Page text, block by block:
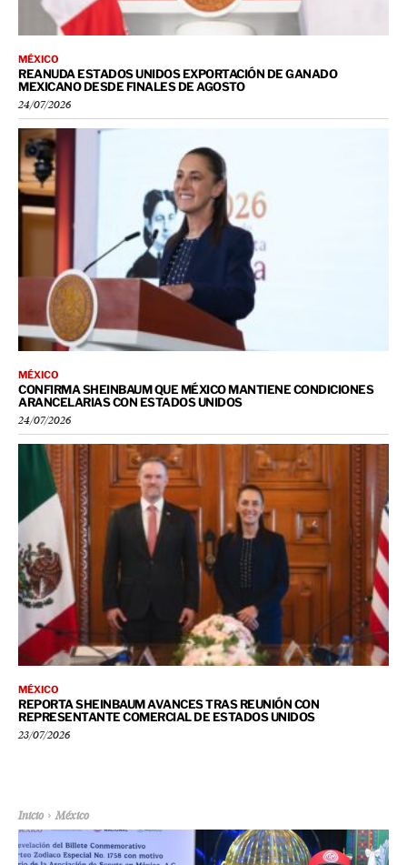
MÉXICO
REANUDA ESTADOS UNIDOS EXPORTACIÓN DE GANADO
MEXICANO DESDE FINALES DE AGOSTO
24/07/2026
MÉXICO
CONFIRMA SHEINBAUM QUE MÉXICO MANTIENE CONDICIONES
ARANCELARIAS CON ESTADOS UNIDOS
24/07/2026
MÉXICO
REPORTA SHEINBAUM AVANCES TRAS REUNIÓN CON
REPRESENTANTE COMERCIAL DE ESTADOS UNIDOS
23/07/2026